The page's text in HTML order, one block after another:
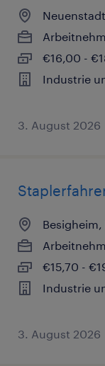
€16,00 -
Industrie
3. August 2026
€15,70 -
Industrie
3. August 2026